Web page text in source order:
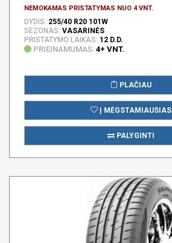
NEMOKAMAS PRISTATYMAS NUO 4 VNT.
DYDIS: 255/40 R20 101W
SEZONAS: VASARINĖS
PRISTATYMO LAIKAS: 12 D.D.
PRIEINAMUMAS: 4+ VNT.
PLAČIAU
Į MĖGSTAMIAUSIAS
PALYGINTI